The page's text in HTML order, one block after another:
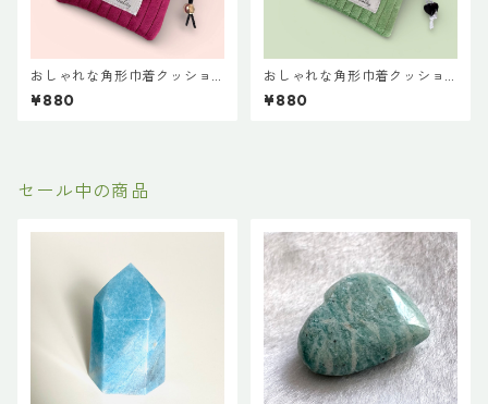
おしゃれな角形巾着クッショ
ンポーチ◇レッド
¥880
おしゃれな角形巾着クッショ
ンポーチ◇ライトグリーン
¥880
セール中の商品